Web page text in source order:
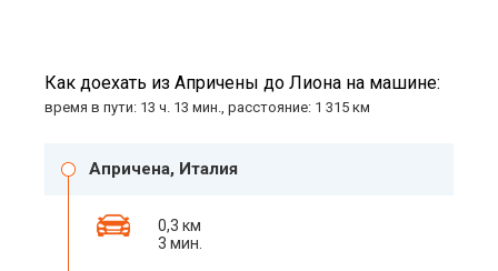
Как доехать из Апричены до Лиона на машине:
время в пути: 13 ч. 13 мин., расстояние: 1 315 км
Апричена, Италия
0,3 км
3 мин.